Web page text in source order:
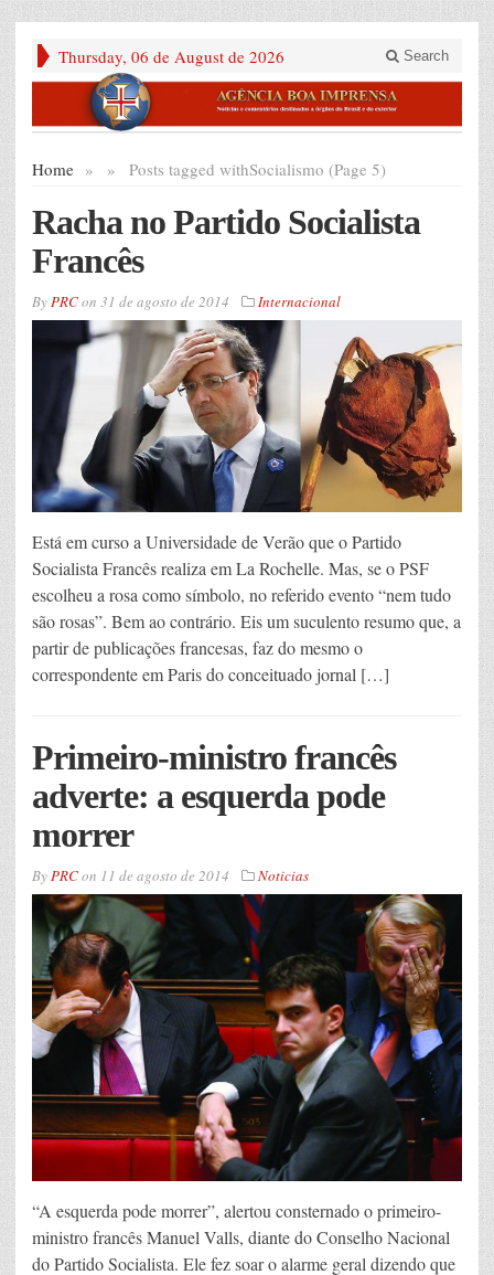
Thursday, 06 de August de 2026 Search
Home » Posts tagged with
» Socialismo (Page 5)
Racha no Partido Socialista
Francês
ByPRCon 31 de agosto de 2014 Internacional
Está em curso a Universidade de Verão que o Partido
Socialista Francês realiza em La Rochelle. Mas, se o PSF
escolheu a rosa como símbolo, no referido evento “nem tudo
são rosas”. Bem ao contrário. Eis um suculento resumo que, a
partir de publicações francesas, faz do mesmo o
correspondente em Paris do conceituado jornal […]
Primeiro-ministro francês
adverte: a esquerda pode
morrer
ByPRCon 11 de agosto de 2014 Noticias
“A esquerda pode morrer”, alertou consternado o primeiro-
ministro francês Manuel Valls, diante do Conselho Nacional
do Partido Socialista. Ele fez soar o alarme geral dizendo que